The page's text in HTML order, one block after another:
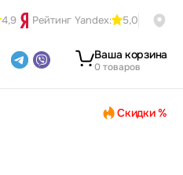
4,9 Рейтинг Yandex: 5,0
Ваша корзина
0 товаров
Скидки %